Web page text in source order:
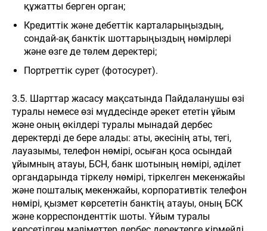
құжатты берген орган;
Кредиттік және дебеттік карталарыңыздың,
сондай-ақ банктік шоттарыңыздың нөмірлері
және өзге де төлем деректері;
Портреттік сурет (фотосурет).
3.5. Шарттар жасасу мақсатында Пайдаланушы өзі
туралы немесе өзі мүддесінде әрекет ететін ұйым
және оның өкілдері туралы мынадай дербес
деректерді де бере алады: аты, әкесінің аты, тегі,
лауазымы, телефон нөмірі, осыған қоса осындай
ұйымның атауы, БСН, банк шотының нөмірі, әділет
органдарында тіркелу нөмірі, тіркелген мекенжайы
және пошталық мекенжайы, корпоративтік телефон
нөмірі, қызмет көрсететін банктің атауы, оның БСК
және корреспонденттік шоты. Ұйым туралы